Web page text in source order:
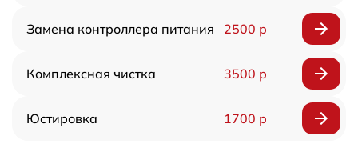
Замена контроллера питания 2500 р
Комплексная чистка 3500 р
Юстировка 1700 р